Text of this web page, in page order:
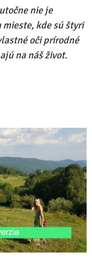
nie je
kde sú štyri
oči prírodné
na náš život.